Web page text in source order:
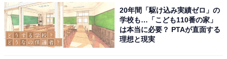
20年間「駆け込み実績ゼロ」の
学校も…「こども110番の家」
は本当に必要？ PTAが直面する
理想と現実